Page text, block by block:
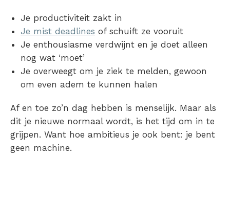
Je productiviteit zakt in
Je mist deadlines of schuift ze vooruit
Je enthousiasme verdwijnt en je doet alleen
nog wat ‘moet’
Je overweegt om je ziek te melden, gewoon
om even adem te kunnen halen
Af en toe zo’n dag hebben is menselijk. Maar als
dit je nieuwe normaal wordt, is het tijd om in te
grijpen. Want hoe ambitieus je ook bent: je bent
geen machine.